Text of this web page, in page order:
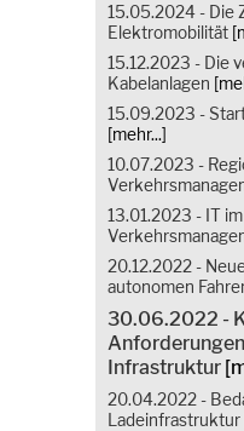
15.05.2024 - Die
Elektromobilität
15.12.2023 - Die
Kabelanlagen
15.09.2023 -
[mehr...]
10.07.2023 -
13.01.2023 - IT im
20.12.2022 -
autonomen
30.06.2022 -
Infrastruktur
20.04.2022 -
Ladeinfrastruktur